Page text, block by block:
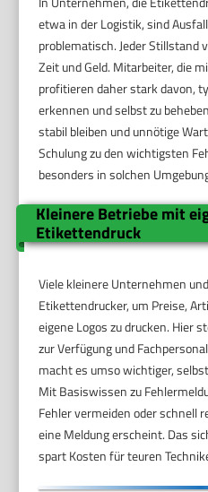
etwa in der Logistik, sind
problematisch. Jeder Stillstand
Zeit und Geld. Mitarbeiter, die
profitieren daher stark davon,
erkennen und selbst zu
stabil bleiben und unnötige
Schulung zu den wichtigsten
besonders in solchen
Kleinere Betriebe mit
Etikettendruck
Viele kleinere Unternehmen
Etikettendrucker, um Preise,
eigene Logos zu drucken. Hier
zur Verfügung und
macht es umso wichtiger,
Mit Basiswissen zu
Fehler vermeiden oder schnell
eine Meldung erscheint. Das
spart Kosten für teuren